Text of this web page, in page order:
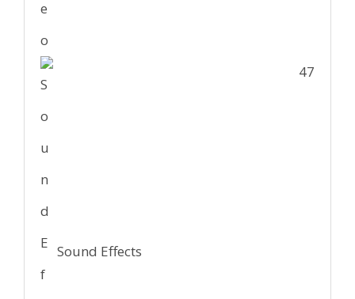
Sound Effects
47